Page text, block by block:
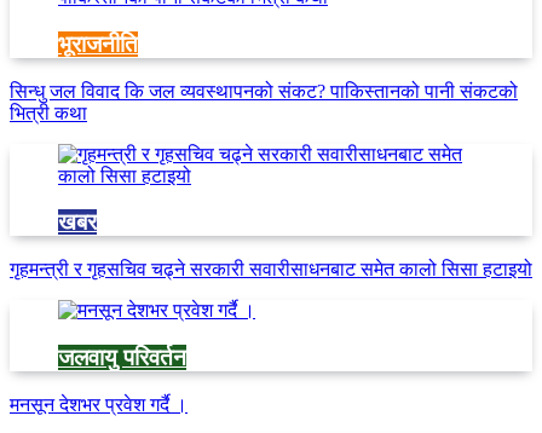
भूराजनीति
सिन्धु जल विवाद कि जल व्यवस्थापनको संकट? पाकिस्तानको पानी संकटको
भित्री कथा
खबर
गृहमन्त्री र गृहसचिव चढ्ने सरकारी सवारीसाधनबाट समेत कालो सिसा हटाइयो
जलवायु परिवर्तन
मनसून देशभर प्रवेश गर्दै ।